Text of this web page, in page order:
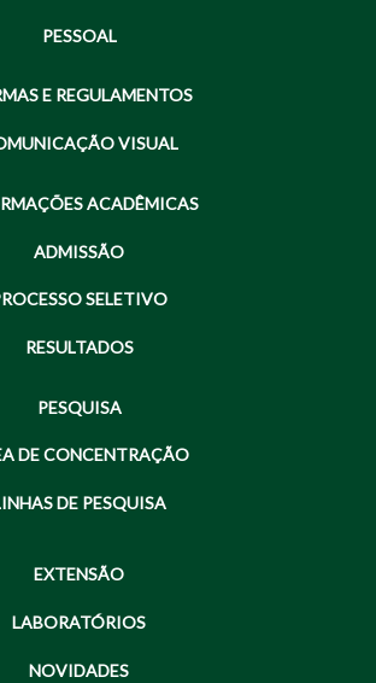
PESSOAL
E REGULAMENTOS
VISUAL
ACADÊMICAS
ADMISSÃO
SELETIVO
RESULTADOS
PESQUISA
DE CONCENTRAÇÃO
DE PESQUISA
EXTENSÃO
LABORATÓRIOS
NOVIDADES